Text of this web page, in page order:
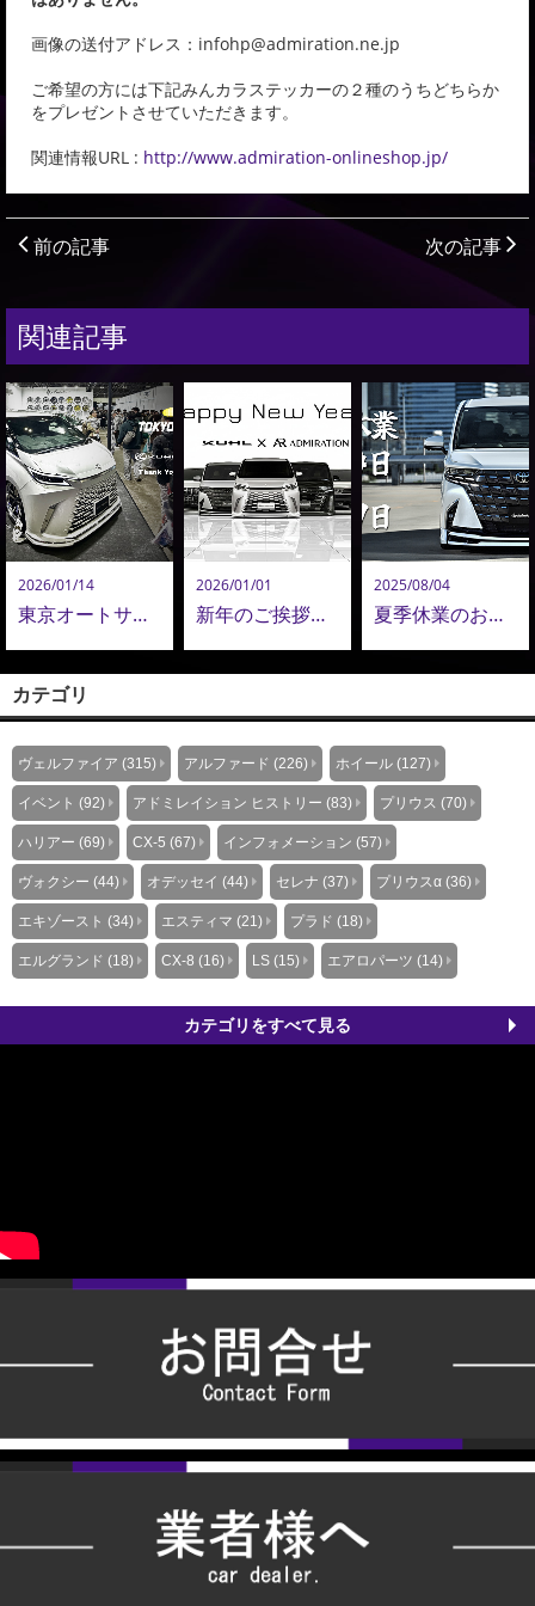
画像の送付アドレス：infohp@admiration.ne.jp
ご希望の方には下記みんカラステッカーの２種のうちどちらか
をプレゼントさせていただきます。
関連情報URL : http://www.admiration-onlineshop.jp/
前の記事 次の記事
関連記事
2026/01/14
東京オートサロン2026 ご来場御礼 KUHL & ADMIRATION
2026/01/01
新年のご挨拶｜2026謹賀新年
2025/08/04
夏季休業のお知らせ
カテゴリ
ヴェルファイア (315) アルファード (226) ホイール (127)
イベント (92) アドミレイション ヒストリー (83) プリウス (70)
ハリアー (69) CX-5 (67) インフォメーション (57)
ヴォクシー (44) オデッセイ (44) セレナ (37) プリウスα (36)
エキゾースト (34) エスティマ (21) プラド (18)
エルグランド (18) CX-8 (16) LS (15) エアロパーツ (14)
カテゴリをすべて見る